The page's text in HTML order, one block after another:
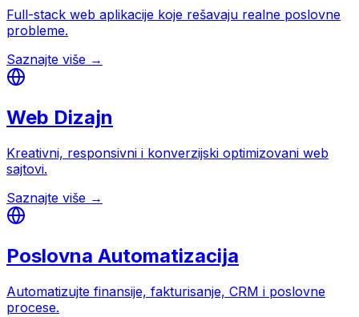
Full-stack web aplikacije koje rešavaju realne poslovne
probleme.
Saznajte više →
Web Dizajn
Kreativni, responsivni i konverzijski optimizovani web
sajtovi.
Saznajte više →
Poslovna Automatizacija
Automatizujte finansije, fakturisanje, CRM i poslovne
procese.